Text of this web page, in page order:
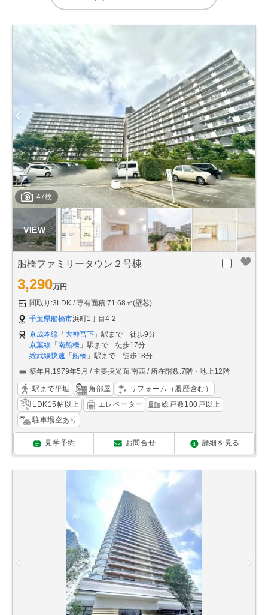
47枚
船橋ファミリータウン２号棟
3,290万円
間取り:3LDK
専有面積:71.68㎡(壁芯)
千葉県船橋市浜町1丁目4-2
京成本線 「 大神宮下 」駅まで 徒歩9分
京葉線 「 南船橋 」駅まで 徒歩17分
総武線快速 「 船橋 」駅まで 徒歩18分
築年月:1979年5月
主要採光面:南西 所在階数:7階・地上12階
駅まで平坦 角部屋
リフォーム（履歴含む）
LDK15帖以上
エレベーター
総戸数100戸以上
駐車場空あり
見学予約 お問合せ 詳細を見る